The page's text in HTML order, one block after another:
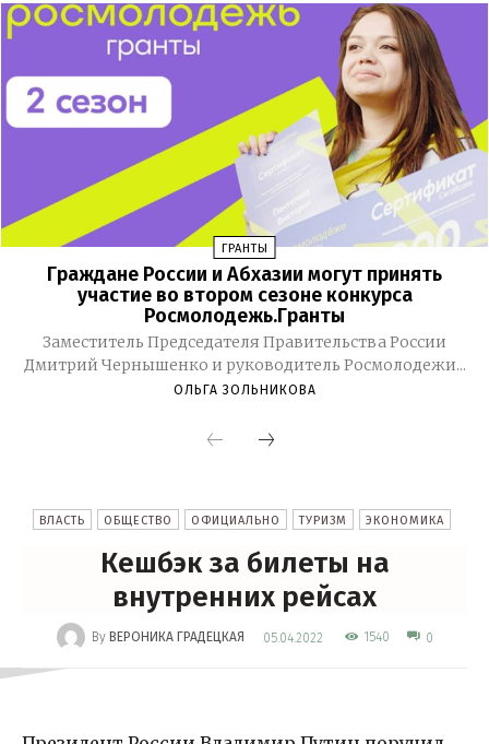
ГРАНТЫ
Граждане России и Абхазии могут принять
участие во втором сезоне конкурса
Росмолодежь.Гранты
Заместитель Председателя Правительства России
Дмитрий Чернышенко и руководитель Росмолодежи...
ОЛЬГА ЗОЛЬНИКОВА